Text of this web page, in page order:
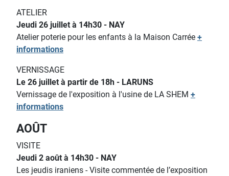
ATELIER
Jeudi 26 juillet à 14h30 - NAY
Atelier poterie pour les enfants à la Maison Carrée +
informations
VERNISSAGE
Le 26 juillet à partir de 18h - LARUNS
Vernissage de l'exposition à l'usine de LA SHEM +
informations
AOÛT
VISITE
Jeudi 2 août à 14h30 - NAY
Les jeudis iraniens - Visite commentée de l’exposition